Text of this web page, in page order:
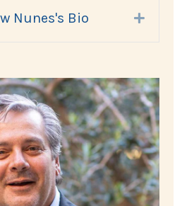
Nunes's Bio Expand